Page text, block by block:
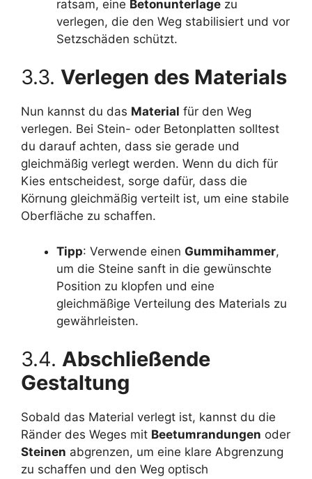
ratsam, eine Betonunterlage zu
verlegen, die den Weg stabilisiert und vor
Setzschäden schützt.
3.3. Verlegen des Materials
Nun kannst du das Material für den Weg
verlegen. Bei Stein- oder Betonplatten solltest
du darauf achten, dass sie gerade und
gleichmäßig verlegt werden. Wenn du dich für
Kies entscheidest, sorge dafür, dass die
Körnung gleichmäßig verteilt ist, um eine stabile
Oberfläche zu schaffen.
Tipp: Verwende einen Gummihammer,
um die Steine sanft in die gewünschte
Position zu klopfen und eine
gleichmäßige Verteilung des Materials zu
gewährleisten.
3.4. Abschließende
Gestaltung
Sobald das Material verlegt ist, kannst du die
Ränder des Weges mit Beetumrandungen oder
Steinen abgrenzen, um eine klare Abgrenzung
zu schaffen und den Weg optisch